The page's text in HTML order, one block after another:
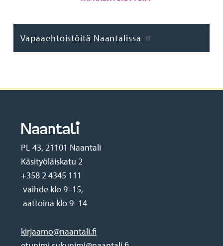
Vapaaehtoistöitä Naantalissa
PL 43, 21101 Naantali
Käsityöläiskatu 2
+358 2 4345 111
vaihde klo 9–15,
aattoina klo 9–14
kirjaamo@naantali.fi